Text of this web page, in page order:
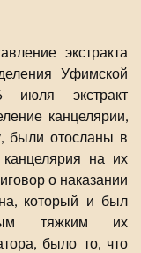
экстракта
Уфимской
экстракт
канцелярии,
были отосланы в
на их
о наказании
который и был
тяжким их
было то, что